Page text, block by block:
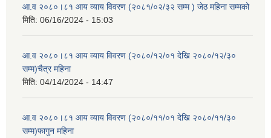
आ.व २०८०।८१ आय व्याय विवरण (२०८१/०२/३२ सम्म ) जेठ महिना सम्मको
मिति: 06/16/2024 - 15:03
आ.व २०८०।८१ आय व्याय विवरण (२०८०/१२/०१ देखि २०८०/१२/३०
सम्म)चैत्र महिना
मिति: 04/14/2024 - 14:47
आ.व २०८०।८१ आय व्याय विवरण (२०८०/११/०१ देखि २०८०/११/३०
सम्म)फागुन महिना